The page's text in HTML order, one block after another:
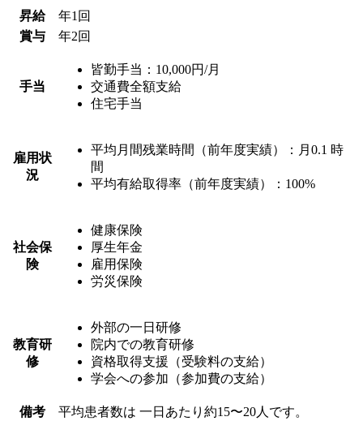
昇給
年1回
賞与
年2回
手当
皆勤手当：10,000円/月
交通費全額支給
住宅手当
雇用状
況
平均月間残業時間（前年度実績）：月0.1 時
間
平均有給取得率（前年度実績）：100%
社会保
険
健康保険
厚生年金
雇用保険
労災保険
教育研
修
外部の一日研修
院内での教育研修
資格取得支援（受験料の支給）
学会への参加（参加費の支給）
備考 平均患者数は 一日あたり約15〜20人です。